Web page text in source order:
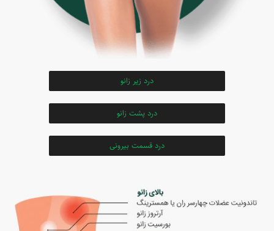
درد زیر زانو
درد پشت زانو
درد قسمت بیرونی